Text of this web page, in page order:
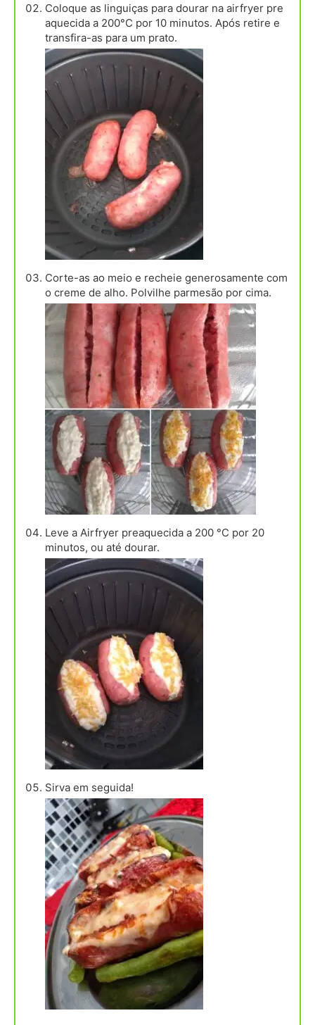
Coloque as linguiças para dourar na airfryer pre
aquecida a 200°C por 10 minutos. Após retire e
transfira-as para um prato.
Corte-as ao meio e recheie generosamente com
o creme de alho. Polvilhe parmesão por cima.
Leve a Airfryer preaquecida a 200 °C por 20
minutos, ou até dourar.
Sirva em seguida!